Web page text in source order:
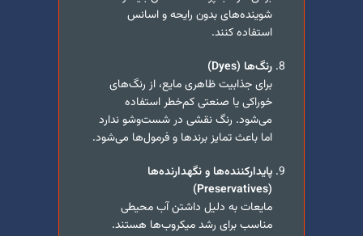
شوینده‌های بدون رایحه و اسانس
استفاده کنند.
رنگ‌ها (Dyes
)
برای جذابیت ظاهری مایع، از رنگ‌های
خوراکی یا صنعتی کم‌خطر استفاده
می‌شود. رنگ نقشی در شست‌وشو ندارد
اما باعث تمایز برندها و فرمول‌ها می‌شود.
پایدارکننده‌ها و نگهدارنده‌ها
(
Preservatives
)
مایعات به دلیل داشتن آب محیطی
مناسب برای رشد میکروب‌ها هستند.